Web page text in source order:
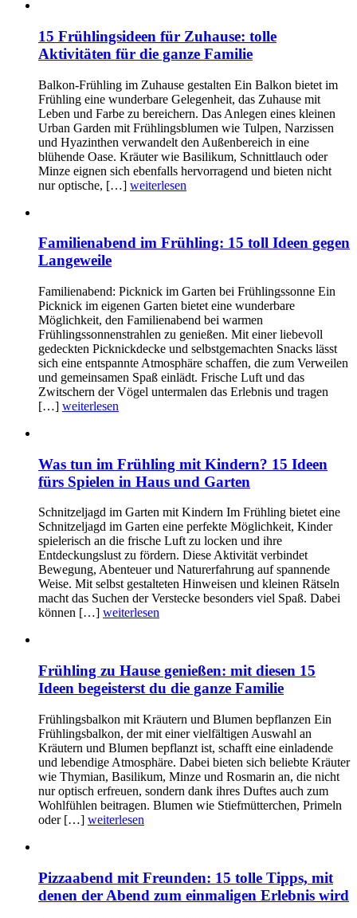
15 Frühlingsideen für Zuhause: tolle
Aktivitäten für die ganze Familie
Balkon-Frühling im Zuhause gestalten Ein Balkon bietet im
Frühling eine wunderbare Gelegenheit, das Zuhause mit
Leben und Farbe zu bereichern. Das Anlegen eines kleinen
Urban Garden mit Frühlingsblumen wie Tulpen, Narzissen
und Hyazinthen verwandelt den Außenbereich in eine
blühende Oase. Kräuter wie Basilikum, Schnittlauch oder
Minze eignen sich ebenfalls hervorragend und bieten nicht
nur optische, […] weiterlesen
Familienabend im Frühling: 15 toll Ideen gegen
Langeweile
Familienabend: Picknick im Garten bei Frühlingssonne Ein
Picknick im eigenen Garten bietet eine wunderbare
Möglichkeit, den Familienabend bei warmen
Frühlingssonnenstrahlen zu genießen. Mit einer liebevoll
gedeckten Picknickdecke und selbstgemachten Snacks lässt
sich eine entspannte Atmosphäre schaffen, die zum Verweilen
und gemeinsamen Spaß einlädt. Frische Luft und das
Zwitschern der Vögel untermalen das Erlebnis und tragen
[…] weiterlesen
Was tun im Frühling mit Kindern? 15 Ideen
fürs Spielen in Haus und Garten
Schnitzeljagd im Garten mit Kindern Im Frühling bietet eine
Schnitzeljagd im Garten eine perfekte Möglichkeit, Kinder
spielerisch an die frische Luft zu locken und ihre
Entdeckungslust zu fördern. Diese Aktivität verbindet
Bewegung, Abenteuer und Naturerfahrung auf spannende
Weise. Mit selbst gestalteten Hinweisen und kleinen Rätseln
macht das Suchen der Verstecke besonders viel Spaß. Dabei
können […] weiterlesen
Frühling zu Hause genießen: mit diesen 15
Ideen begeisterst du die ganze Familie
Frühlingsbalkon mit Kräutern und Blumen bepflanzen Ein
Frühlingsbalkon, der mit einer vielfältigen Auswahl an
Kräutern und Blumen bepflanzt ist, schafft eine einladende
und lebendige Atmosphäre. Dabei bieten sich beliebte Kräuter
wie Thymian, Basilikum, Minze und Rosmarin an, die nicht
nur optisch erfreuen, sondern dank ihres Duftes auch zum
Wohlfühlen beitragen. Blumen wie Stiefmütterchen, Primeln
oder […] weiterlesen
Pizzaabend mit Freunden: 15 tolle Tipps, mit
denen der Abend zum einmaligen Erlebnis wird